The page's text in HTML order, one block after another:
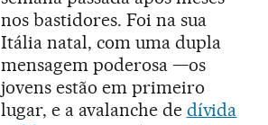
nos bastidores. Foi na sua
Itália natal, com uma dupla
mensagem poderosa —os
jovens estão em primeiro
lugar, e a avalanche de dívida